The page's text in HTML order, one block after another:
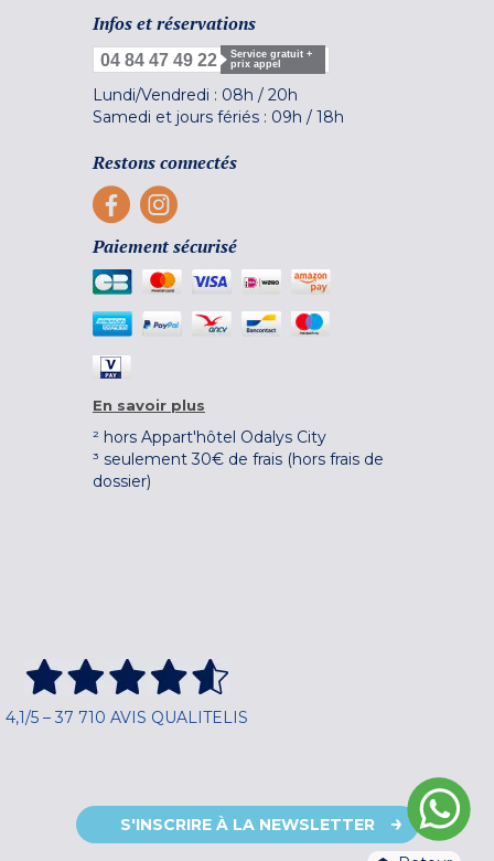
Infos et réservations
04 84 47 49 22
Service gratuit +
prix appel
Lundi/Vendredi : 08h / 20h
Samedi et jours fériés : 09h / 18h
Restons connectés
Paiement sécurisé
En savoir plus
² hors Appart'hôtel Odalys City
³ seulement 30€ de frais (hors frais de
dossier)
4,1/5 – 37 710 AVIS QUALITELIS
S'INSCRIRE À LA NEWSLETTER